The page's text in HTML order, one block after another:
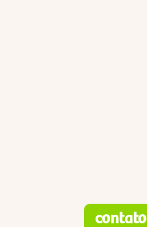
contato